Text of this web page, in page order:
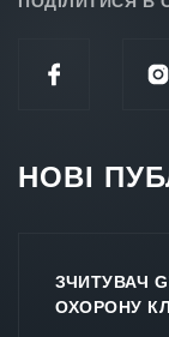
НОВІ
ЗЧИТУВАЧ
ОХОРОНУ